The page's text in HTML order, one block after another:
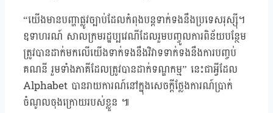
“យើងមានបញ្ហាផ្លូវច្បាប់ដែលកំពុងបន្តទាក់ទងនឹងប្រទេសរុស្ស៊ី។
ឧទាហរណ៍ សាលក្រមរដ្ឋប្បវេណីដែលរួមបញ្ចូលការពិន័យបន្ថែម
ត្រូវបានដាក់មកលើយើងទាក់ទងនឹងវិវាទទាក់ទងនឹងការបញ្ចប់
គណនី រួមទាំងភាគីដែលត្រូវបានដាក់ទណ្ឌកម្ម” នេះជាអ្វីដែល
Alphabet បានរាយការណ៍នៅក្នុងសេចក្តីថ្លែងការណ៍ប្រាក់
ចំណូលចុងក្រោយរបស់ខ្លួន ៕